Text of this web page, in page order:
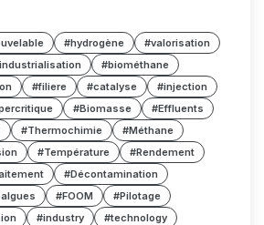
#hydrogène
#valorisation
#biométhane
#filiere #catalyse
#injection
#Biomasse
#Effluents
#Thermochimie
#Méthane
#Température
#Rendement
#Décontamination
#FOOM
#Pilotage
#industry
#technology